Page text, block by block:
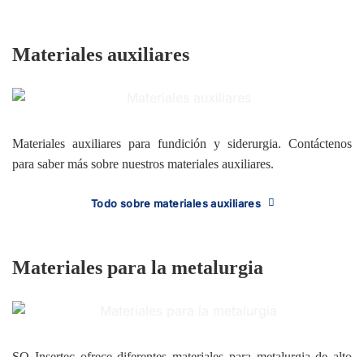
Materiales auxiliares
Materiales auxiliares para fundición y siderurgia. Contáctenos
para saber más sobre nuestros materiales auxiliares.
Todo sobre materiales auxiliares
Materiales para la metalurgia